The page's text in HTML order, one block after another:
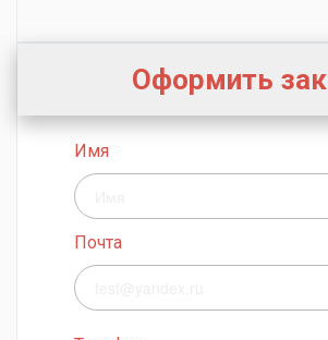
Оформить
Имя
Почта